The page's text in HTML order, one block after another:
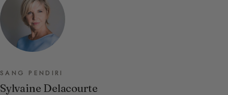
SANG PENDIRI
Sylvaine Delacourte